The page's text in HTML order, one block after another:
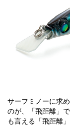
サーフミノーに求
のが、「飛距離」
も言える「飛距離